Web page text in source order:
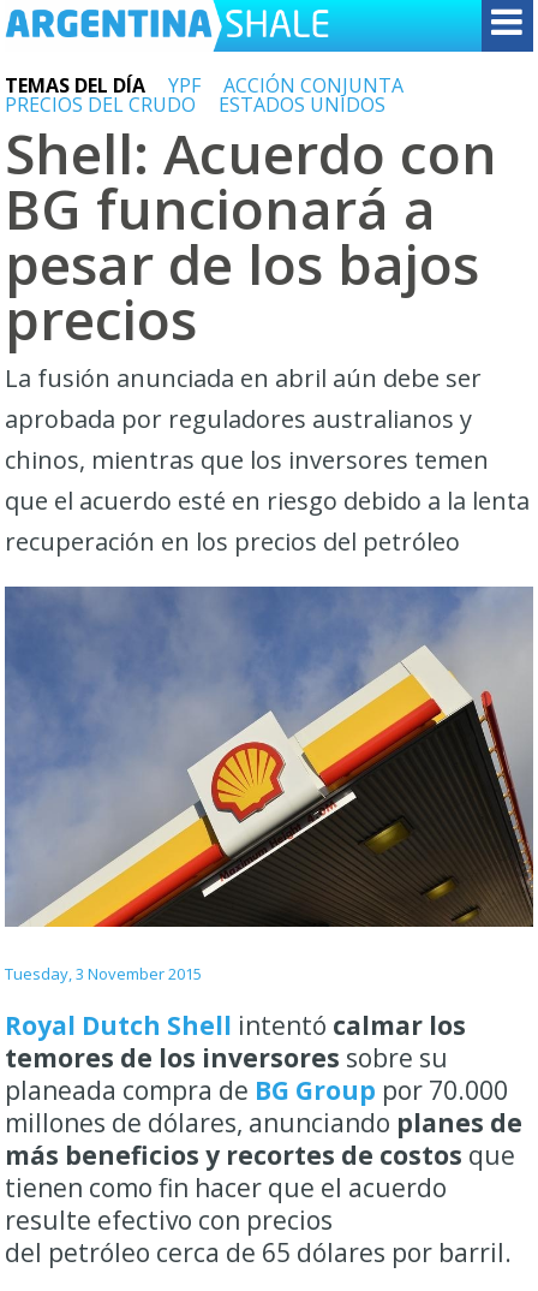
TEMAS DEL DÍA YPF ACCIÓN CONJUNTA
PRECIOS DEL CRUDO ESTADOS UNIDOS
Shell: Acuerdo con
BG funcionará a
pesar de los bajos
precios
La fusión anunciada en abril aún debe ser
aprobada por reguladores australianos y
chinos, mientras que los inversores temen
que el acuerdo esté en riesgo debido a la lenta
recuperación en los precios del petróleo
Tuesday, 3 November 2015
Royal Dutch Shell intentó calmar los
temores de los inversores sobre su
planeada compra de BG Group por 70.000
millones de dólares, anunciando planes de
más beneficios y recortes de costos que
tienen como fin hacer que el acuerdo
resulte efectivo con precios
del petróleo cerca de 65 dólares por barril.